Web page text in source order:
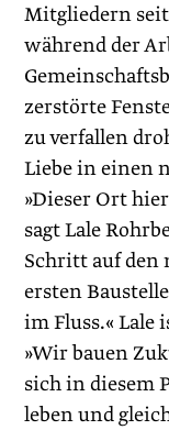
Mitgliedern
während der
zerstörte
zu verfallen
Liebe in einen
»Dieser Ort
sagt Lale
Schritt auf den
ersten
im Fluss.« Lale
»Wir bauen
sich in diesem
leben und